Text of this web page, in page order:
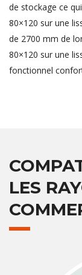
de stockage ce
80×120 sur une
de 2700 mm de
80×120 sur une
fonctionnel
LES